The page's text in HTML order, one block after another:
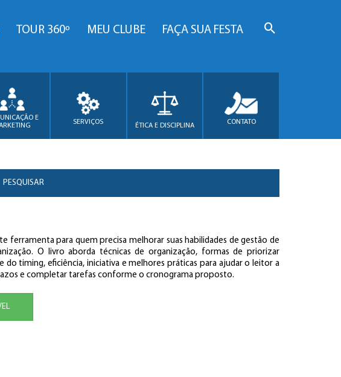
TOUR 360º MEU CLUBE FAÇA SUA FESTA
E
SERVIÇOS ÉTICA E DISCIPLINA CONTATO
PESQUISAR
ferramenta para quem precisa melhorar suas habilidades de gestão de
O livro aborda técnicas de organização, formas de priorizar
do timing, eficiência, iniciativa e melhores práticas para ajudar o leitor a
e completar tarefas conforme o cronograma proposto.